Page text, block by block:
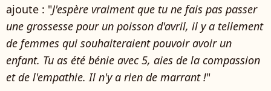
ajoute : "J'espère vraiment que tu ne fais pas passer
une grossesse pour un poisson d'avril, il y a tellement
de femmes qui souhaiteraient pouvoir avoir un
enfant. Tu as été bénie avec 5, aies de la compassion
et de l'empathie. Il n'y a rien de marrant !"